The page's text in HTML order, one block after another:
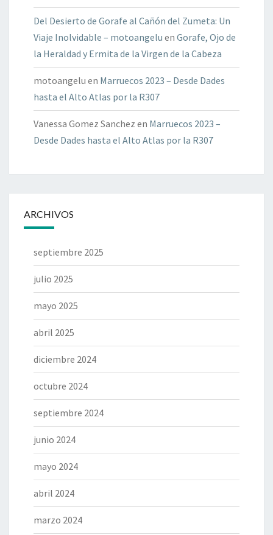
Del Desierto de Gorafe al Cañón del Zumeta: Un
Viaje Inolvidable – motoangelu en Gorafe, Ojo de
la Heraldad y Ermita de la Virgen de la Cabeza
motoangelu en Marruecos 2023 – Desde Dades
hasta el Alto Atlas por la R307
Vanessa Gomez Sanchez en Marruecos 2023 –
Desde Dades hasta el Alto Atlas por la R307
ARCHIVOS
septiembre 2025
julio 2025
mayo 2025
abril 2025
diciembre 2024
octubre 2024
septiembre 2024
junio 2024
mayo 2024
abril 2024
marzo 2024